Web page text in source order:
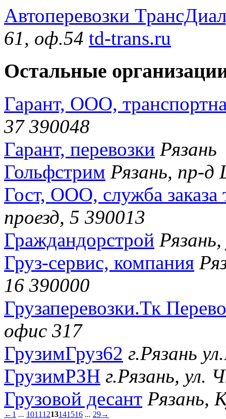
Автоперевозки
61, оф.54 td-trans.ru
Остальные
Гарант, ООО,
37 390048
Гарант, перевозки Рязань
Гольфстрим Рязань, пр-
Гост, ООО, служба заказа
проезд, 5 390013
Граждандорстрой
Груз-сервис, компания
16 390000
Грузаперевозки.Тк
офис 317
ГрузимГруз62 г.Рязань
ГрузимРЗН г.Рязань, ул.
Грузовой десант Рязань,
← 1 ... 1011 1213141516 ... 29→